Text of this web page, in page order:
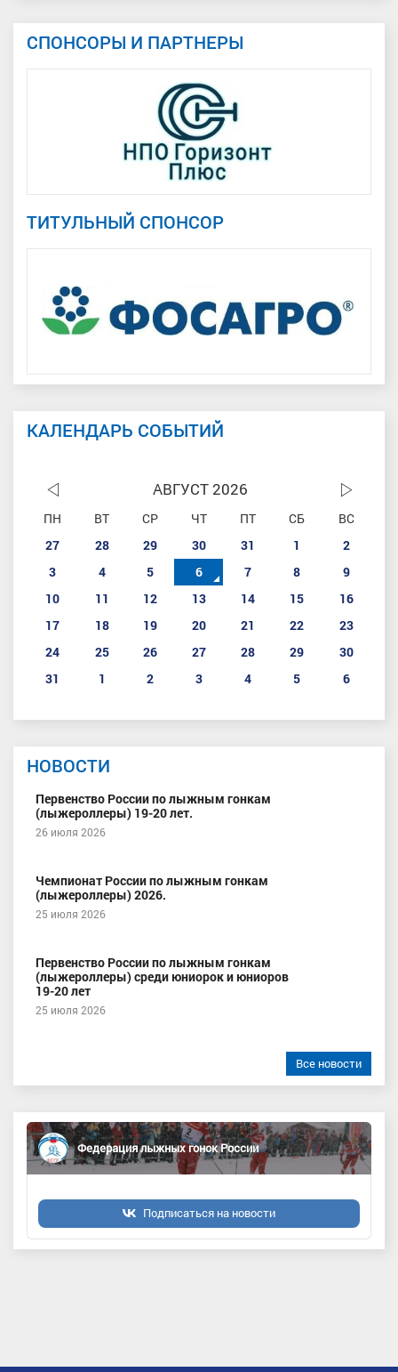
СПОНСОРЫ И ПАРТНЕРЫ
ТИТУЛЬНЫЙ СПОНСОР
КАЛЕНДАРЬ СОБЫТИЙ
АВГУСТ 2026
ПН ВТ СР ЧТ ПТ СБ
ВС
27
28 29 30 31 1
2
3
4 5 6 7 8
9
10
11 12 13 14 15
16
17
18 19 20 21 22
23
24
25 26 27 28 29
30
31
1 2 3 4 5 6
НОВОСТИ
Первенство России по лыжным гонкам
(лыжероллеры) 19-20 лет.
26 июля 2026
Чемпионат России по лыжным гонкам
(лыжероллеры) 2026.
25 июля 2026
Первенство России по лыжным гонкам
(лыжероллеры) среди юниорок и юниоров
19-20 лет
25 июля 2026
Все новости
Федерация лыжных гонок России
Подписаться на новости